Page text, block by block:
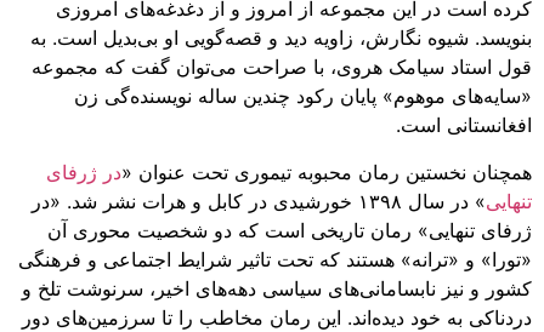
کرده است در این مجموعه از امروز و از دغدغه‌های امروزی
بنویسد. شیوه‌ نگارش، زاویه‌ دید و قصه‌گویی او بی‌بدیل است. به
قول استاد سیامک هروی، با صراحت می‌توان گفت که مجموعه‌
«سایه‌های موهوم» پایان رکود چندین ساله‌ نویسنده‌گی زن
افغانستانی است.
همچنان نخستین رمان‌ محبوبه تیموری تحت عنوان «در ژرفای
تنهایی
» در سال ۱۳۹۸ خورشیدی در کابل و هرات نشر شد. «در
ژرفای تنهایی» رمان تاریخی است که دو شخصیت محوری آن
«تورا» و «ترانه» هستند که تحت تاثیر شرایط اجتماعی و فرهنگی
کشور و نیز نابسامانی‌های سیاسی دهه‌‌های اخیر، سرنوشت تلخ و
دردناکی به خود دیده‌اند. این رمان مخاطب را تا سرزمین‌های دور